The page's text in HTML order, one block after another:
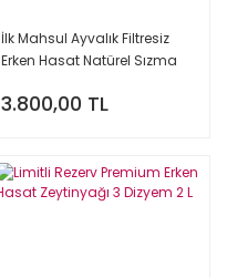
İlk Mahsul Ayvalık Filtresiz
Erken Hasat Natürel Sızma
3.800,00 TL